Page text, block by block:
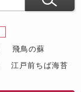
飛鳥の蘇
江戸前ちば海苔